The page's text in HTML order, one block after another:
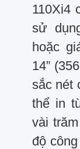
110Xi4
sử
hoặc
14”
sắc nét
thể in
vài
độ